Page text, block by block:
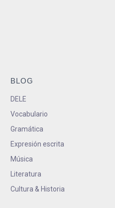
BLOG
DELE
Vocabulario
Gramática
Expresión escrita
Música
Literatura
Cultura & Historia